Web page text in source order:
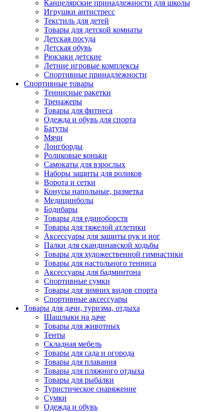
Канцелярские принадлежности для школы
Игрушки антистресс
Текстиль для детей
Товары для детской комнаты
Детская посуда
Детская обувь
Рюкзаки детские
Летние игровые комплексы
Спортивные принадлежности
Спортивные товары
Теннисные ракетки
Тренажеры
Товары для фитнеса
Одежда и обувь для спорта
Батуты
Мячи
Лонгборды
Роликовые коньки
Самокаты для взрослых
Наборы защиты для роликов
Ворота и сетки
Конусы напольные, разметка
Медицинболы
Бодибары
Товары для единоборств
Товары для тяжелой атлетики
Аксессуары для защиты рук и ног
Палки для скандинавской ходьбы
Товары для художественной гимнастики
Товары для настольного тенниса
Аксессуары для бадминтона
Спортивные сумки
Товары для зимних видов спорта
Спортивные аксессуары
Товары для дачи, туризма, отдыха
Шашлыки на даче
Товары для животных
Тенты
Складная мебель
Товары для сада и огорода
Товары для плавания
Товары для пляжного отдыха
Товары для рыбалки
Туристическое снаряжение
Сумки
Одежда и обувь